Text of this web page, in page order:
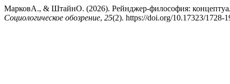
МарковА., & ШтайнО. (2026). Рейнджер-философия:
Социологическое обозрение, 25(2). https://doi.org/10.17323/1728-